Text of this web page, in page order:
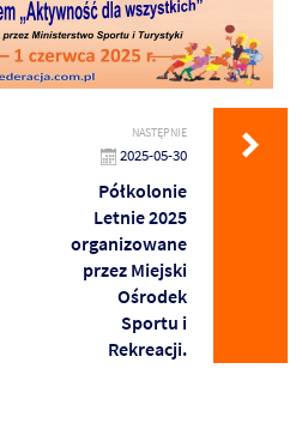
NASTĘPNIE
2025-05-30
Półkolonie
Letnie 2025
organizowane
przez Miejski
Ośrodek
Sportu i
Rekreacji.